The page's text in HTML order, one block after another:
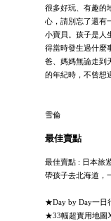
很多好玩、有趣的
心，請別忘了還有
小寶貝。孩子是人
得當時發生過什麼
爸、媽媽無論走到
的年紀時，不曾想
雪倫
最佳賣點
最佳賣點 : 日本旅
帶孩子去北海道，
★Day by Day一日
★33幅超實用地圖